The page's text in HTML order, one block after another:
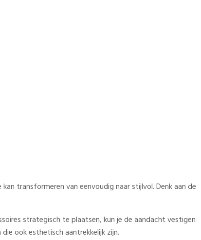
transformeren van eenvoudig naar stijlvol. Denk aan de
strategisch te plaatsen, kun je de aandacht vestigen
ook esthetisch aantrekkelijk zijn.